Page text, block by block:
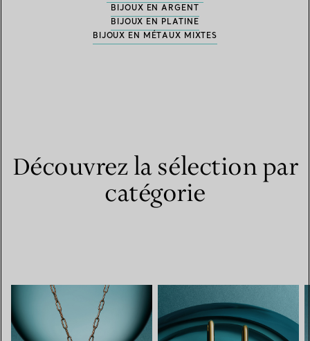
BIJOUX EN ARGENT
BIJOUX EN PLATINE
BIJOUX EN MÉTAUX MIXTES
Découvrez la sélection par
catégorie